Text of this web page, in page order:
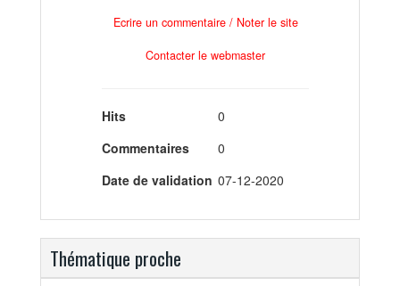
Ecrire un commentaire / Noter le site
Contacter le webmaster
Hits
0
Commentaires
0
Date de validation 07-12-2020
Thématique proche